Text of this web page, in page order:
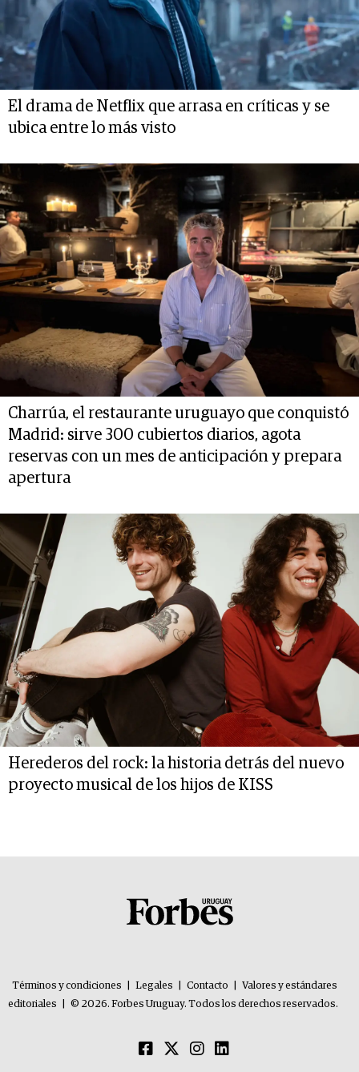
El drama de Netflix que arrasa en críticas y se
ubica entre lo más visto
Charrúa, el restaurante uruguayo que conquistó
Madrid: sirve 300 cubiertos diarios, agota
reservas con un mes de anticipación y prepara
apertura
Herederos del rock: la historia detrás del nuevo
proyecto musical de los hijos de KISS
Términos y condiciones Legales Contacto
Valores y estándares
editoriales
© 2026. Forbes Uruguay. Todos los derechos reservados.